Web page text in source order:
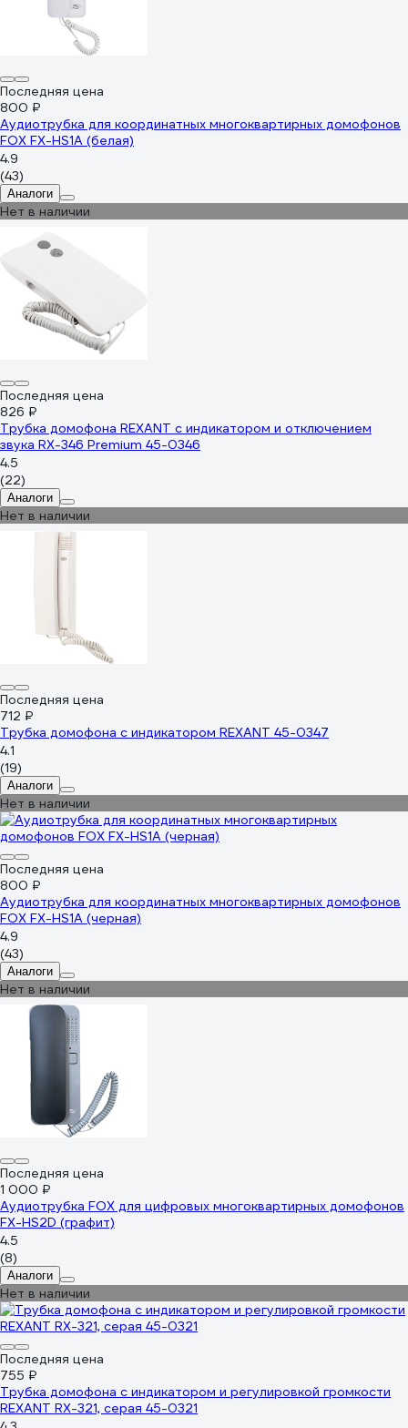
Последняя цена
800 ₽
Аудиотрубка для координатных многоквартирных домофонов
FOX FX-HS1A (белая)
4.9
(43)
Аналоги
Нет в наличии
Последняя цена
826 ₽
Трубка домофона REXANT с индикатором и отключением
звука RX-346 Premium 45-0346
4.5
(22)
Аналоги
Нет в наличии
Последняя цена
712 ₽
Трубка домофона с индикатором REXANT 45-0347
4.1
(19)
Аналоги
Нет в наличии
Последняя цена
800 ₽
Аудиотрубка для координатных многоквартирных домофонов
FOX FX-HS1A (черная)
4.9
(43)
Аналоги
Нет в наличии
Последняя цена
1 000 ₽
Аудиотрубка FOX для цифровых многоквартирных домофонов
FX-HS2D (графит)
4.5
(8)
Аналоги
Нет в наличии
Последняя цена
755 ₽
Трубка домофона с индикатором и регулировкой громкости
REXANT RX-321, серая 45-0321